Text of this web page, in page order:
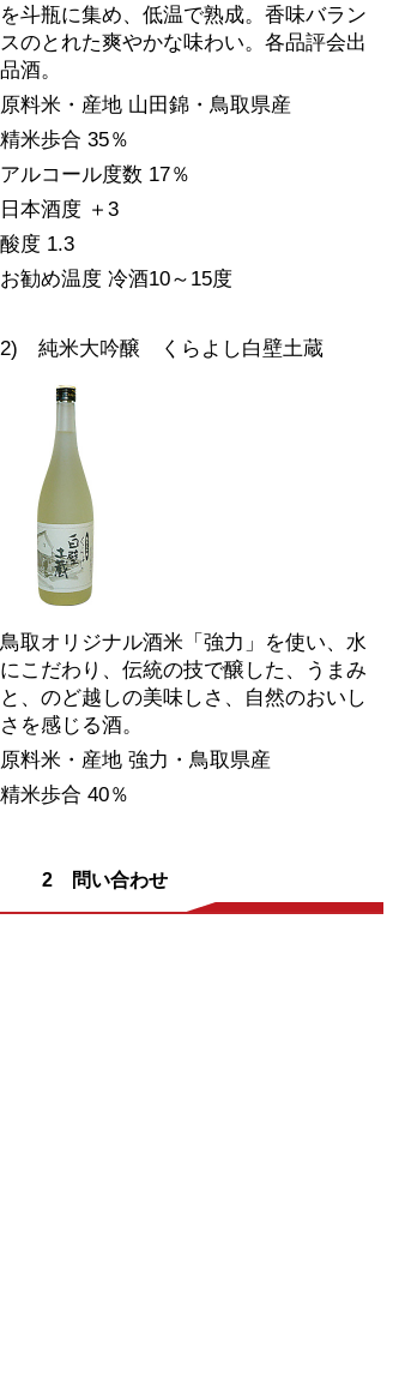
を斗瓶に集め、低温で熟成。香味バラン
スのとれた爽やかな味わい。各品評会出
品酒。
原料米・産地 山田錦・鳥取県産
精米歩合 35％
アルコール度数 17％
日本酒度 ＋3
酸度 1.3
お勧め温度 冷酒10～15度
2) 純米大吟醸 くらよし白壁土蔵
鳥取オリジナル酒米「強力」を使い、水
にこだわり、伝統の技で醸した、うまみ
と、のど越しの美味しさ、自然のおいし
さを感じる酒。
原料米・産地 強力・鳥取県産
精米歩合 40％
2 問い合わせ